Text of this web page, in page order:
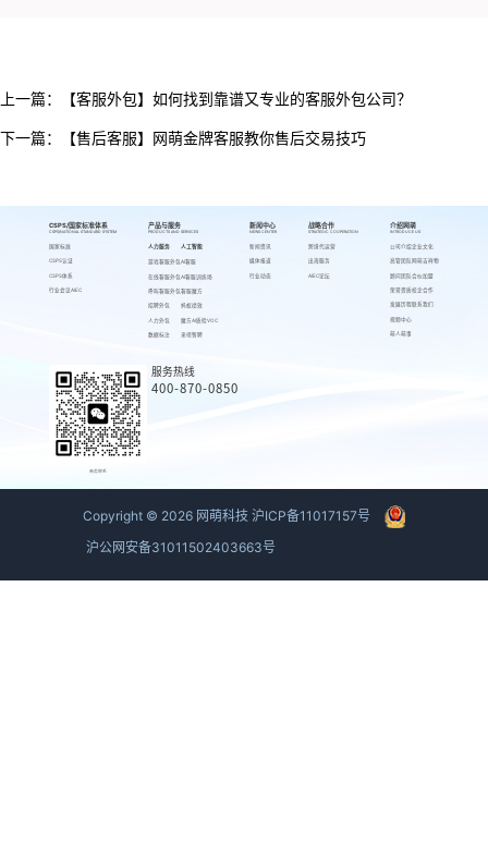
上一篇： 【客服外包】如何找到靠谱又专业的客服外包公司？
下一篇： 【售后客服】网萌金牌客服教你售后交易技巧
CSPS/国家标准体系
CSPS/NATIONAL STANDARD SYSTEM
国家标准
CSPS认证
CSPS体系
行业会议AIEC
产品与服务
PRODUCTS AND SERVICES
人力服务
游戏客服外包
在线客服外包
呼叫客服外包
招聘外包
人力外包
数据标注
人工智能
AI客服
AI客服训练场
客服魔方
蚂蚁绩效
魔方AI质检VOC
来呗智聘
新闻中心
NEWS CENTER
新闻资讯
媒体报道
行业动态
战略合作
STRATEGIC COOPERATION
跨境代运营
出海服务
AIEC论坛
介绍网萌
INTRODUCE US
公司介绍
高管团队
顾问团队
荣誉资质
发展历程
视频中心
萌人萌事
企业文化
网萌吉祥物
合伙加盟
校企合作
联系我们
商务联系
服务热线
400-870-0850
Copyright © 2026 网萌科技 沪ICP备11017157号
沪公网安备31011502403663号